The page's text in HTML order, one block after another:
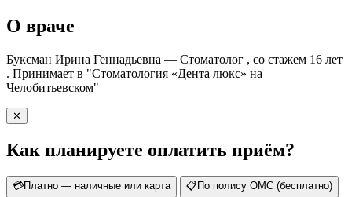
О враче
Буксман Ирина Геннадьевна — Стоматолог , со стажем 16 лет
. Принимает в "Стоматология «Дента люкс» на
Челобитьевском"
✕
Как планируете оплатить приём?
💳Платно — наличные или карта 📋 По полису ОМС (бесплатно)